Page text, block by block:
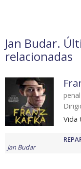
Jan Budar.
relacionadas
penal
Vida
Jan Budar